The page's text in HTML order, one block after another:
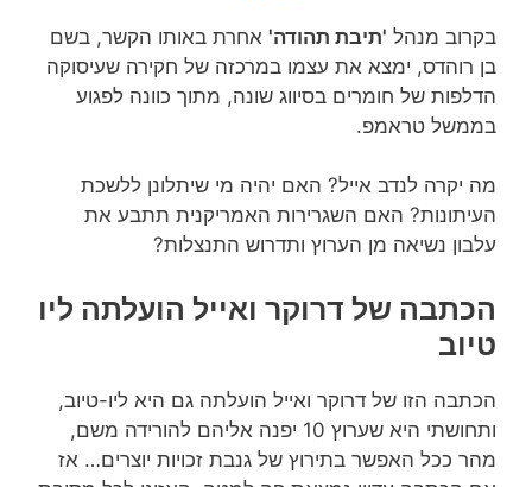
בקרוב מנהל 'תיבת תהודה' אחרת באותו הקשר, בשם
בן רוהדס, ימצא את עצמו במרכזה של חקירה שעיסוקה
הדלפות של חומרים בסיווג שונה, מתוך כוונה לפגוע
בממשל טראמפ.
מה יקרה לנדב אייל? האם יהיה מי שיתלונן ללשכת
העיתונות? האם השגרירות האמריקנית תתבע את
עלבון נשיאה מן הערוץ ותדרוש התנצלות?
הכתבה של דרוקר ואייל הועלתה ליו
טיוב
הכתבה הזו של דרוקר ואייל הועלתה גם היא ליו-טיוב,
ותחושתי היא שערוץ 10 יפנה אליהם להורידה משם,
מהר ככל האפשר בתירוץ של גנבת זכויות יוצרים… אז